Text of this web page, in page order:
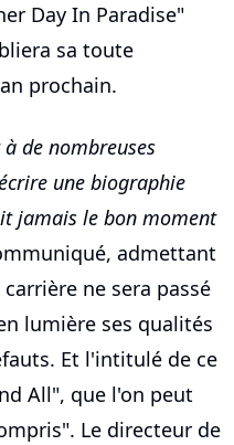
Day In Paradise"
sa toute
prochain.
de nombreuses
une biographie
jamais le bon moment
admettant
ne sera passé
lumière ses qualités
Et l'intitulé de ce
All", que l'on peut
Le directeur de